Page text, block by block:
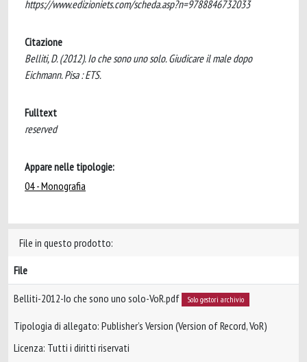
https://www.edizioniets.com/scheda.asp?n=9788846732033
Citazione
Belliti, D. (2012). Io che sono uno solo. Giudicare il male dopo
Eichmann. Pisa : ETS.
Fulltext
reserved
Appare nelle tipologie:
04 - Monografia
File in questo prodotto:
File
Belliti-2012-Io che sono uno solo-VoR.pdf Solo gestori archivio
Tipologia di allegato: Publisher’s Version (Version of Record, VoR)
Licenza: Tutti i diritti riservati